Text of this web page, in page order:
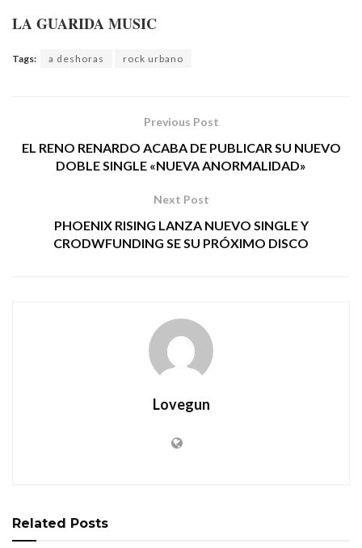
LA GUARIDA MUSIC
Tags: a deshoras rock urbano
Previous Post
EL RENO RENARDO ACABA DE PUBLICAR SU NUEVO
DOBLE SINGLE «NUEVA ANORMALIDAD»
Next Post
PHOENIX RISING LANZA NUEVO SINGLE Y
CRODWFUNDING SE SU PRÓXIMO DISCO
Lovegun
Related Posts